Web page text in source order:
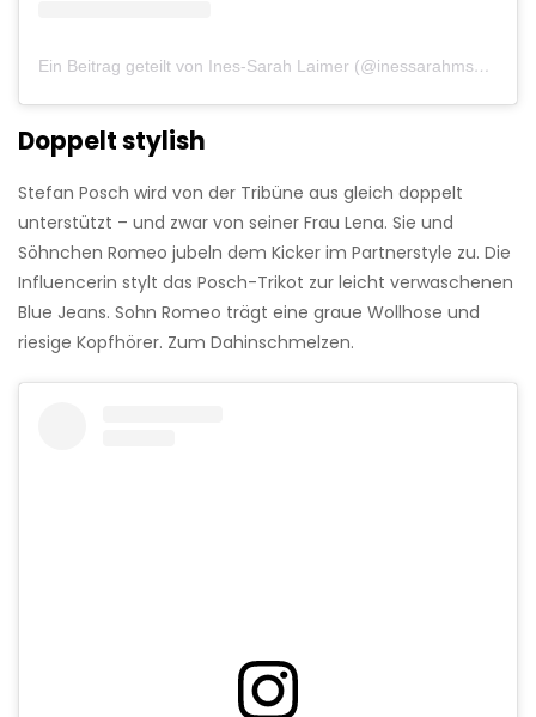
Ein Beitrag geteilt von Ines-Sarah Laimer (@inessarahmsdrn)
Doppelt stylish
Stefan Posch wird von der Tribüne aus gleich doppelt
unterstützt – und zwar von seiner Frau Lena. Sie und
Söhnchen Romeo jubeln dem Kicker im Partnerstyle zu. Die
Influencerin stylt das Posch-Trikot zur leicht verwaschenen
Blue Jeans. Sohn Romeo trägt eine graue Wollhose und
riesige Kopfhörer. Zum Dahinschmelzen.